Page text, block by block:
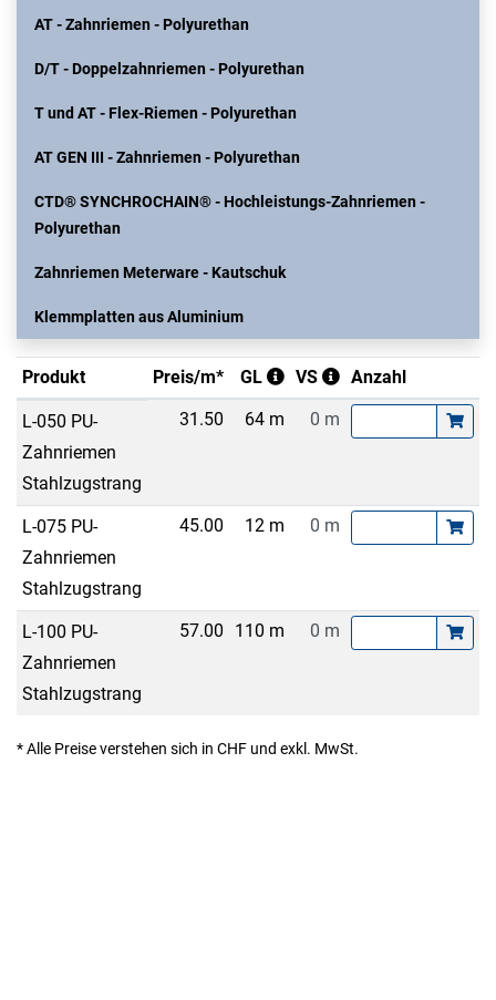
AT - Zahnriemen - Polyurethan
D/T - Doppelzahnriemen - Polyurethan
T und AT - Flex-Riemen - Polyurethan
AT GEN III - Zahnriemen - Polyurethan
CTD® SYNCHROCHAIN® - Hochleistungs-Zahnriemen -
Polyurethan
Zahnriemen Meterware - Kautschuk
Klemmplatten aus Aluminium
Produkt Preis/m* GL VS Anzahl
L-050 PU-
Zahnriemen
Stahlzugstrang
31.50 64 m 0 m
L-075 PU-
Zahnriemen
Stahlzugstrang
45.00 12 m 0 m
L-100 PU-
Zahnriemen
Stahlzugstrang
57.00 110 m 0 m
* Alle Preise verstehen sich in CHF und exkl. MwSt.